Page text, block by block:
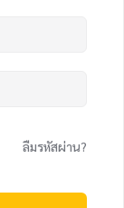
ลืมรหัสผ่าน?